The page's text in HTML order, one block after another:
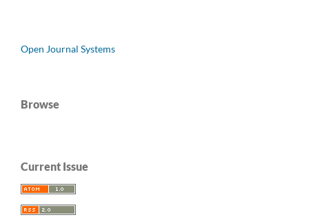
Open Journal Systems
Browse
Current Issue